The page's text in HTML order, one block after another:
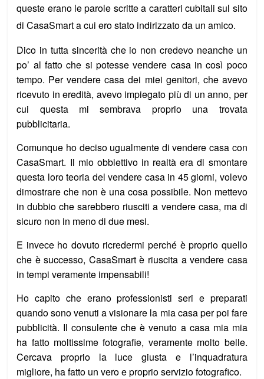
queste erano le parole scritte a caratteri cubitali sul sito
di CasaSmart a cui ero stato indirizzato da un amico.
Dico in tutta sincerità che io non credevo neanche un
po’ al fatto che si potesse vendere casa in così poco
tempo. Per vendere casa dei miei genitori, che avevo
ricevuto in eredità, avevo impiegato più di un anno, per
cui questa mi sembrava proprio una trovata
pubblicitaria.
Comunque ho deciso ugualmente di vendere casa con
CasaSmart. Il mio obbiettivo in realtà era di smontare
questa loro teoria del vendere casa in 45 giorni, volevo
dimostrare che non è una cosa possibile. Non mettevo
in dubbio che sarebbero riusciti a vendere casa, ma di
sicuro non in meno di due mesi.
E invece ho dovuto ricredermi perché è proprio quello
che è successo, CasaSmart è riuscita a vendere casa
in tempi veramente impensabili!
Ho capito che erano professionisti seri e preparati
quando sono venuti a visionare la mia casa per poi fare
pubblicità. Il consulente che è venuto a casa mia mia
ha fatto moltissime fotografie, veramente molto belle.
Cercava proprio la luce giusta e l’inquadratura
migliore, ha fatto un vero e proprio servizio fotografico.